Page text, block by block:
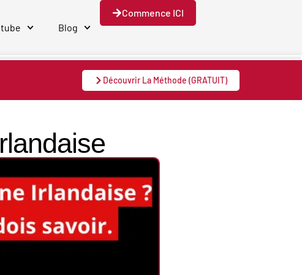
Blog
Commence ICI
Découvrir La Méthode (GRATUIT)